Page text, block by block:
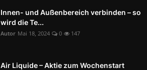
Innen- und Außenbereich verbinden – so
wird die Te...
Autor Mai 18, 2024 0 147
Air Liquide – Aktie zum Wochenstart